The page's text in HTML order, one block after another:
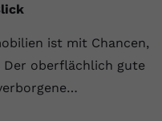
ist mit Chancen,
Der oberflächlich gute